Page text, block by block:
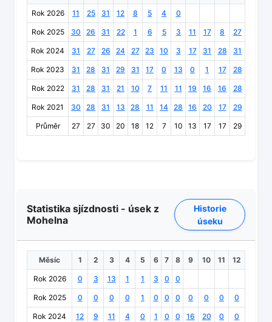
Rok 2026 11 25 31 12 8 5 4 0
Rok 2025 30 26 31 22 1 6 5 3 11 17 8 27
Rok 2024 31 27 26 24 27 23 10 3 17 31 28 31
Rok 2023 31 28 31 29 31 17 0 13 0 1 17 28
Rok 2022 31 28 31 21 10 7 11 11 19 16 16 28
Rok 2021 30 28 31 13 28 11 14 28 16 20 17 29
Průměr 27 27 30 20 18 12 7 10 13 17 17 29
Statistika sjízdnosti - úsek z
Mohelna
Historie
úseku
Měsíc 1 2 3 4 5 6 7 8 9 10 11 12
Rok 2026 0 3 13 1 1 3 0 0
Rok 2025 0 0 0 0 1 0 0 0 0 0 0 0
Rok 2024 12 9 11 4 0 1 0 0 16 20 0 0